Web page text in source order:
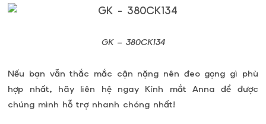
GK – 380CK134
Nếu bạn vẫn thắc mắc cận nặng nên đeo gọng gì phù
hợp nhất, hãy liên hệ ngay Kính mắt Anna để được
chúng mình hỗ trợ nhanh chóng nhất!